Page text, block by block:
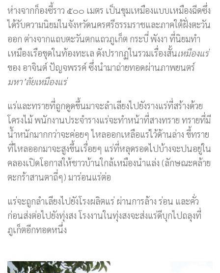
ห่างจากก็องซี้ราว ๕๐๐ เมตร เป็นขุมเหมืองแบบเหมืองฉีดซึ่ง
ได้รับความนิยมในจังหวัดนครศรีธรรมราชและภาคใต้ฝั่งตะวัน
ออก ต่างจากแถบตะวันตกแถวภูเก็ต กระบี่ พังงา ที่นิยมทำ
เหมืองเรือขุดในท้องทะเล ดังปรากฏในรวมเรื่องสั้นเหมืองแร่
ของ อาจินต์ ปัญจพรรค์ ซึ่งนำมาถ่ายทอดผ่านภาพยนตร์
มหา’ลัยเหมืองแร่
แร่และทรายที่ถูกดูดขึ้นมาจะลำเลียงไปยังรางแร่ที่สร้างด้วย
โครงไม้ พนักงานประจำรางแร่จะทำหน้าที่สางทราย ทรายที่มี
น้ำหนักมากกว่าจะค่อยๆ ไหลออกเหลือแร่ไว้ด้านล่าง ขี้ทราย
ที่ไหลออกมาจะสูงขึ้นเรื่อยๆ แร่ที่หลุดรอดไปบ้างจะปนอยู่ใน
คลองเปิดโอกาสให้ชาวบ้านใกล้เหมืองนำแล่ง (ลักษณะคล้าย
ตะกร้าสานตาถี่ๆ) มาร่อนแร่ต่อ
แร่จะถูกลำเลียงไปยังโรงผลิตแร่ ผ่านการล้าง ร่อน และคั่ว
ก่อนส่งต่อไปยังทุ่งสง โรงงานในทุ่งสงจะส่งแร่ดีบุกไปถลุงที่
ภูเก็ตอีกทอดหนึ่ง